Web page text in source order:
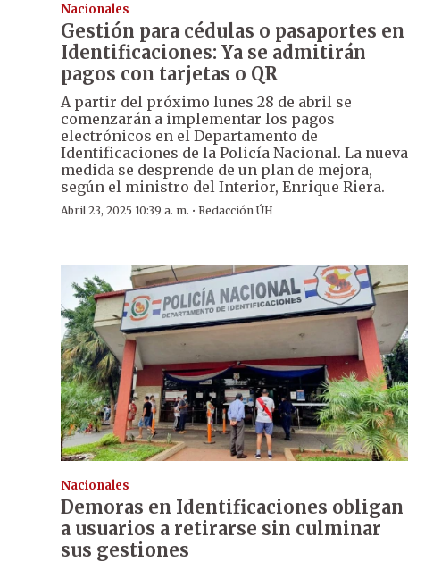
Nacionales
Gestión para cédulas o pasaportes en
Identificaciones: Ya se admitirán
pagos con tarjetas o QR
A partir del próximo lunes 28 de abril se
comenzarán a implementar los pagos
electrónicos en el Departamento de
Identificaciones de la Policía Nacional. La nueva
medida se desprende de un plan de mejora,
según el ministro del Interior, Enrique Riera.
Abril 23, 2025 10:39 a. m. · Redacción ÚH
Nacionales
Demoras en Identificaciones obligan
a usuarios a retirarse sin culminar
sus gestiones